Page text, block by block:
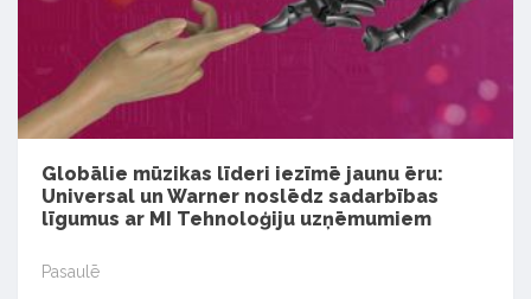
Globālie mūzikas līderi iezīmē jaunu ēru:
Universal un Warner noslēdz sadarbības
līgumus ar MI Tehnoloģiju uzņēmumiem
Pasaulē